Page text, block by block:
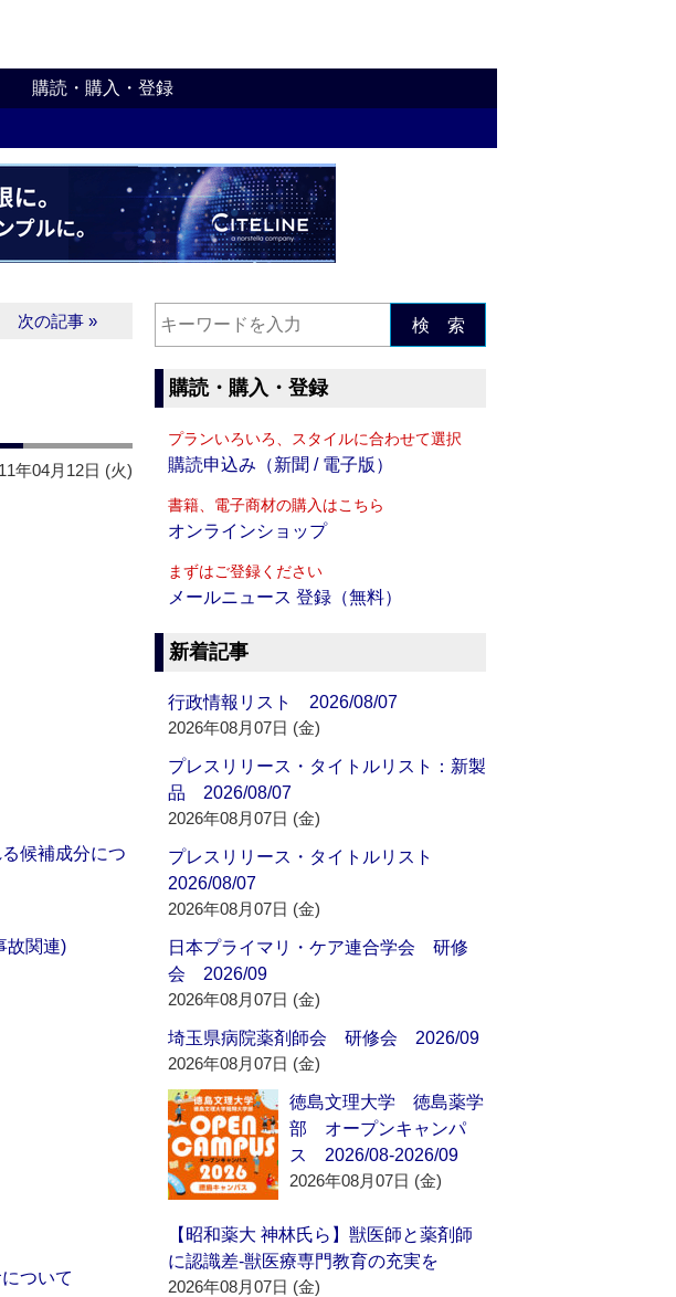
購読・購入・登録
次の記事 »
年04月12日 (火)
候補成分につ
故関連)
ついて
検 索
購読・購入・登録
プランいろいろ、スタイルに合わせて選択
購読申込み（新聞 / 電子版）
書籍、電子商材の購入はこちら
オンラインショップ
まずはご登録ください
メールニュース 登録（無料）
新着記事
行政情報リスト 2026/08/07
2026年08月07日 (金)
プレスリリース・タイトルリスト：新製
品 2026/08/07
2026年08月07日 (金)
プレスリリース・タイトルリスト
2026/08/07
2026年08月07日 (金)
日本プライマリ・ケア連合学会 研修
会 2026/09
2026年08月07日 (金)
埼玉県病院薬剤師会 研修会 2026/09
2026年08月07日 (金)
徳島文理大学 徳島薬学
部 オープンキャンパ
ス 2026/08-2026/09
2026年08月07日 (金)
【昭和薬大 神林氏ら】獣医師と薬剤師
に認識差‐獣医療専門教育の充実を
2026年08月07日 (金)